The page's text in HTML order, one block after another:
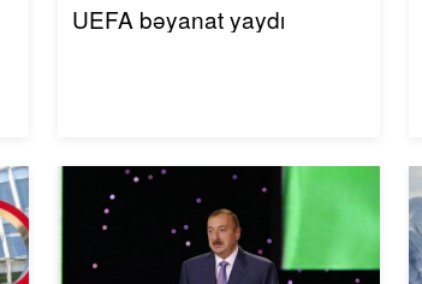
UEFA bəyanat yaydı